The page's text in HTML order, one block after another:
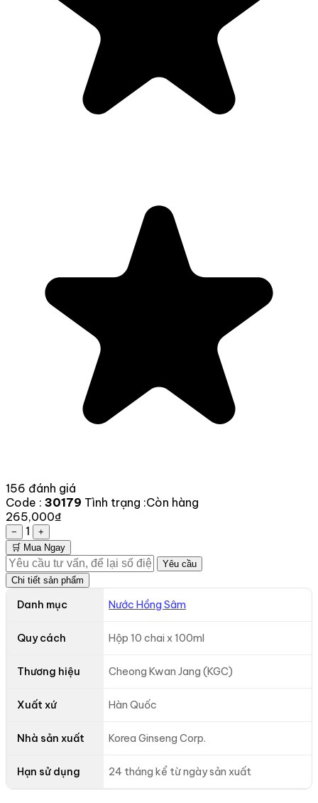
156 đánh giá
Code : 30179 Tình trạng :Còn hàng
265,000₫
− 1
+
🛒 Mua Ngay
Yêu cầu
Chi tiết sản phẩm
Danh mục Nước Hồng Sâm
Quy cách Hộp 10 chai x 100ml
Thương hiệu Cheong Kwan Jang (KGC)
Xuất xứ Hàn Quốc
Nhà sản xuất Korea Ginseng Corp.
Hạn sử dụng 24 tháng kể từ ngày sản xuất